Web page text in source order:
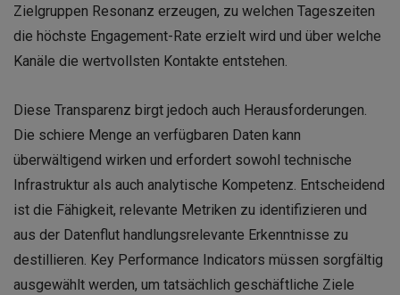
Zielgruppen Resonanz erzeugen, zu welchen Tageszeiten
die höchste Engagement-Rate erzielt wird und über welche
Kanäle die wertvollsten Kontakte entstehen.
Diese Transparenz birgt jedoch auch Herausforderungen.
Die schiere Menge an verfügbaren Daten kann
überwältigend wirken und erfordert sowohl technische
Infrastruktur als auch analytische Kompetenz. Entscheidend
ist die Fähigkeit, relevante Metriken zu identifizieren und
aus der Datenflut handlungsrelevante Erkenntnisse zu
destillieren. Key Performance Indicators müssen sorgfältig
ausgewählt werden, um tatsächlich geschäftliche Ziele